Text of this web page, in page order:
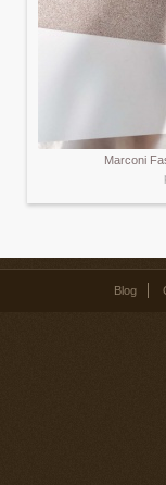
Marconi
Blog